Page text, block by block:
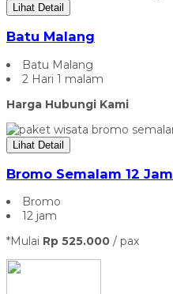
Lihat Detail
Batu Malang
Batu Malang
2 Hari 1 malam
Harga Hubungi Kami
Lihat Detail
Bromo Semalam 12 Jam
Bromo
12 jam
*Mulai Rp 525.000 / pax